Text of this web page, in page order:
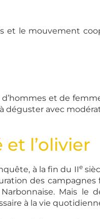
et le mouvement
et de
déguster avec
et l’olivier
à la fin du IIe
des
Mais le
à la vie